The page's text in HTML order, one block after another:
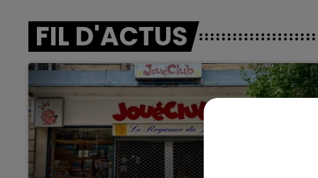
10h00 - 14h00
LE TICKET DE CAISSE
FIL D'ACTUS